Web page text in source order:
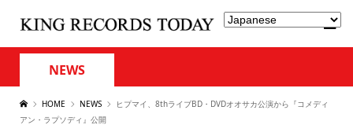
NEWS
HOME NEWS
ヒプマイ、8thライブBD・DVDオオサカ公演から『コメディ
アン・ラプソディ』公開